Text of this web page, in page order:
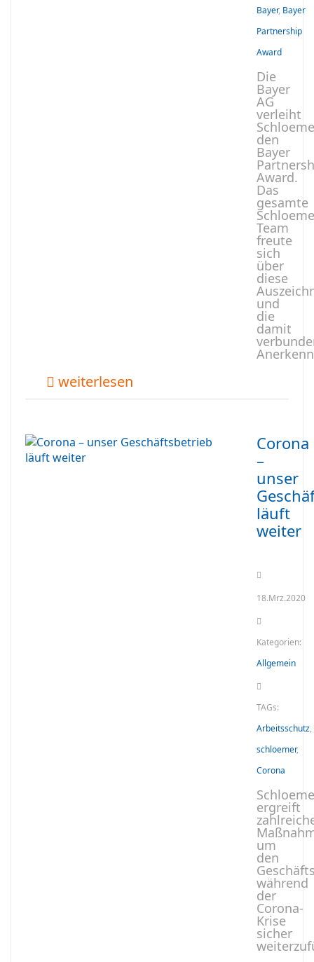
Bayer, Bayer
Partnership
Award
Die
Bayer
AG
verleiht
den
Bayer
Award.
Das
gesamte
Team
freute
sich
über
diese
und
die
damit
weiterlesen
Corona
–
unser
läuft
weiter
18.Mrz.2020
Kategorien:
Allgemein
TAGs:
Arbeitsschutz,
schloemer,
Corona
ergreift
um
den
während
der
Corona-
Krise
sicher